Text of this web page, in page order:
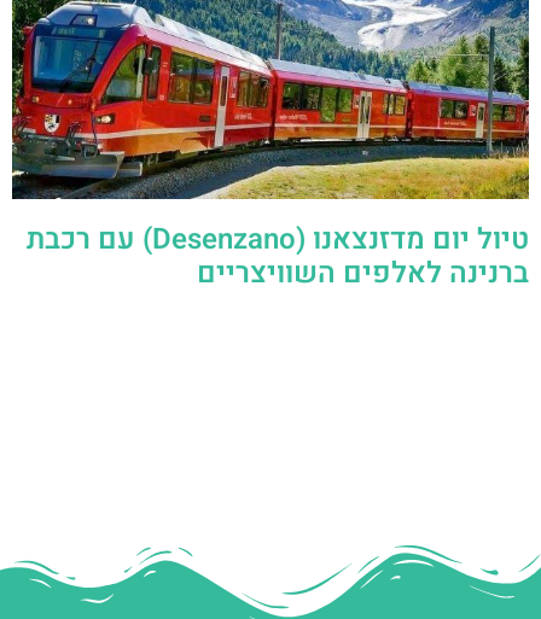
טיול יום מדזנצאנו (Desenzano) עם רכבת
ברנינה לאלפים השוויצריים